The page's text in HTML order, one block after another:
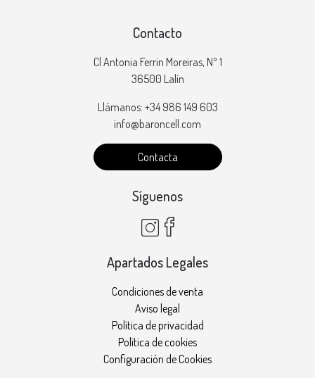
Contacto
Cl Antonia Ferrin Moreiras, Nº 1
36500 Lalín
Llámanos: +34 986 149 603
info@baroncell.com
Contacta
Síguenos
Apartados Legales
Condiciones de venta
Aviso legal
Política de privacidad
Política de cookies
Configuración de Cookies